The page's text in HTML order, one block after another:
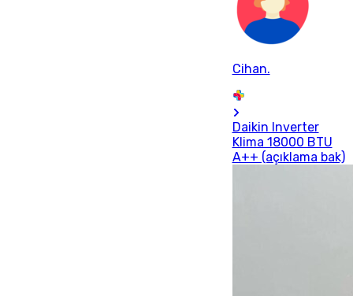
Cihan.
Daikin Inverter
Klima 18000 BTU
A++ (açıklama bak)